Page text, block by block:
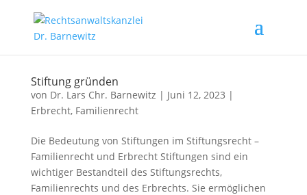
Stiftung gründen
von Dr. Lars Chr. Barnewitz | Juni 12, 2023 |
Erbrecht, Familienrecht
Die Bedeutung von Stiftungen im Stiftungsrecht –
Familienrecht und Erbrecht Stiftungen sind ein
wichtiger Bestandteil des Stiftungsrechts,
Familienrechts und des Erbrechts. Sie ermöglichen